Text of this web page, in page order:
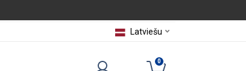
Latviešu
0